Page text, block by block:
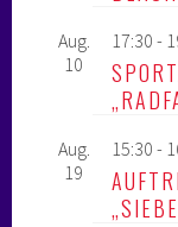
Aug.
10
17:30 -
Aug.
19
15:30 -